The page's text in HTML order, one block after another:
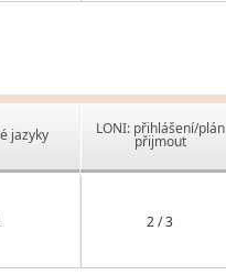
jazyky LONI: přihlášení/plán
přijmout
2 / 3